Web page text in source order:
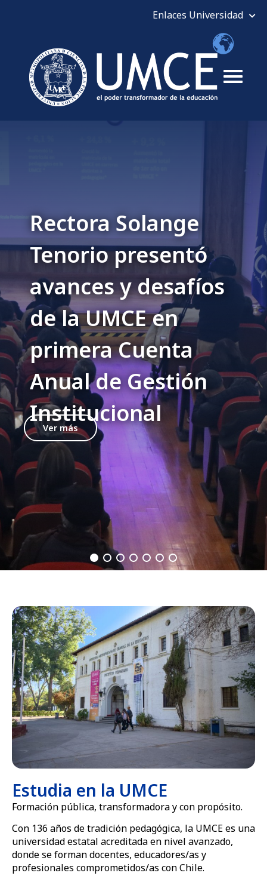
Rectora Solange
Tenorio presentó
avances y desafíos
de la UMCE en
primera Cuenta
Anual de Gestión
Institucional
Ver más
Estudia en la UMCE
Formación pública, transformadora y con propósito.
Con 136 años de tradición pedagógica, la UMCE es una
universidad estatal acreditada en nivel avanzado,
donde se forman docentes, educadores/as y
profesionales comprometidos/as con Chile.